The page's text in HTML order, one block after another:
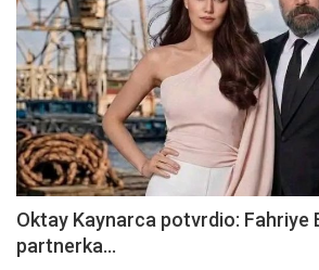
Oktay Kaynarca potvrdio: Fahriye
partnerka...